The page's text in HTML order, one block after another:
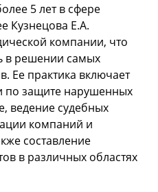
5 лет в сфере
Кузнецова Е.А.
компании, что
в решении самых
Ее практика включает
по защите нарушенных
ведение судебных
компаний и
составление
в различных областях